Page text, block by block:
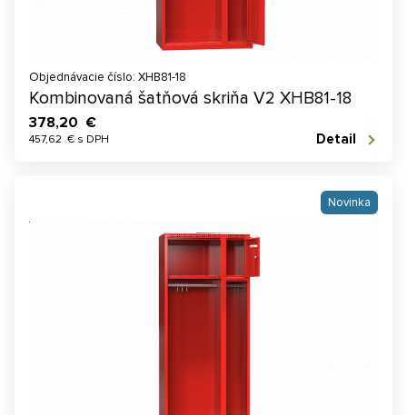
Objednávacie číslo: XHB81-18
Kombinovaná šatňová skriňa V2 XHB81-18
378,20 €
457,62 € s DPH Detail
Novinka